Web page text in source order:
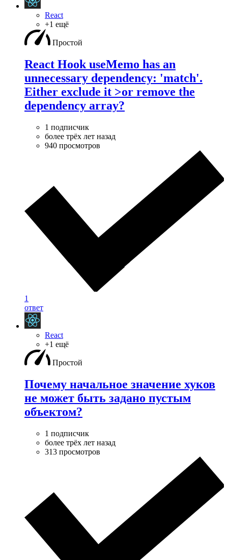
React
+1 ещё
Простой
React Hook useMemo has an
unnecessary dependency: 'match'.
Either exclude it >or remove the
dependency array?
1 подписчик
более трёх лет назад
940 просмотров
1
ответ
React
+1 ещё
Простой
Почему начальное значение хуков
не может быть задано пустым
объектом?
1 подписчик
более трёх лет назад
313 просмотров